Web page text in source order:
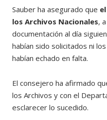
Sauber ha asegurado que
los Archivos Nacionales,
documentación al día
habían sido solicitados ni
habían echado en falta.
El consejero ha afirmado
los Archivos y con el
esclarecer lo sucedido.